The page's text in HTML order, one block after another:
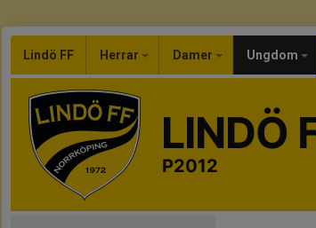
Lindö FF Herrar Damer Ungdom
LINDÖ
P2012